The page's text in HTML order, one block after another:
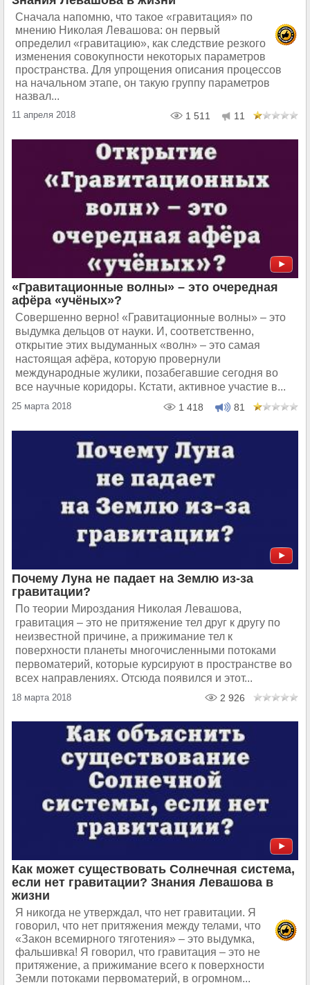
Сначала напомню, что такое «гравитация» по
мнению Николая Левашова: он первый
определил «гравитацию», как следствие резкого
изменения совокупности некоторых параметров
пространства. Для упрощения описания процессов
на начальном этапе, он такую группу параметров
назвал...
11 апреля 2018 1 511 11
«Гравитационные волны» – это очередная
афёра «учёных»?
Совершенно верно! «Гравитационные волны» – это
выдумка дельцов от науки. И, соответственно,
открытие этих выдуманных «волн» – это самая
настоящая афёра, которую провернули
международные жулики, позабегавшие сегодня во
все научные коридоры. Кстати, активное участие в...
25 марта 2018 1 418 81
Почему Луна не падает на Землю из-за
гравитации?
По теории Мироздания Николая Левашова,
гравитация – это не притяжение тел друг к другу по
неизвестной причине, а прижимание тел к
поверхности планеты многочисленными потоками
первоматерий, которые курсируют в пространстве во
всех направлениях. Отсюда появился и этот...
18 марта 2018 2 926
Как может существовать Солнечная система,
если нет гравитации? Знания Левашова в
жизни
Я никогда не утверждал, что нет гравитации. Я
говорил, что нет притяжения между телами, что
«Закон всемирного тяготения» – это выдумка,
фальшивка! Я говорил, что гравитация – это не
притяжение, а прижимание всего к поверхности
Земли потоками первоматерий, в огромном...